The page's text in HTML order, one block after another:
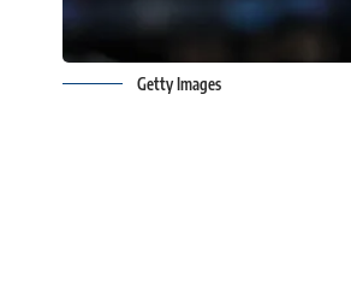
Getty Images